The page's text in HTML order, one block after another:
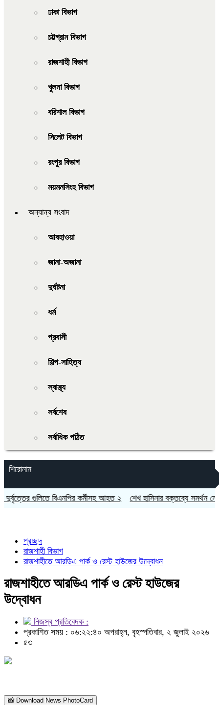
ঢাকা বিভাগ
চট্টগ্রাম বিভাগ
রাজশাহী বিভাগ
খুলনা বিভাগ
বরিশাল বিভাগ
সিলেট বিভাগ
রংপুর বিভাগ
ময়মনসিংহ বিভাগ
অন্যান্য সংবাদ
আবহাওয়া
জানা-অজানা
দুর্ঘটনা
ধর্ম
প্রবাসী
শিল্প-সাহিত্য
স্বাস্থ্য
সর্বশেষ
সর্বাধিক পঠিত
শিরোনাম
গুলিতে বিএনপির কর্মীসহ আহত ২ শেখ হাসিনার বক্তব্যে সমর্থন নেই
প্রচ্ছদ
রাজশাহী বিভাগ
রাজশাহীতে আরডিএ পার্ক ও রেস্ট হাউজের উদ্বোধন
রাজশাহীতে আরডিএ পার্ক ও রেস্ট হাউজের
উদ্বোধন
নিজস্ব প্রতিবেদক :
প্রকাশিত সময় : ০৬:২২:৪০ অপরাহ্ন, বৃহস্পতিবার, ২ জুলাই ২০২৬
৫৩
📸 Download News PhotoCard